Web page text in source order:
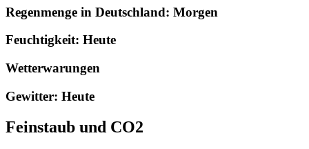
Regenmenge in Deutschland: Morgen
Feuchtigkeit: Heute
Wetterwarungen
Gewitter: Heute
Feinstaub und CO2